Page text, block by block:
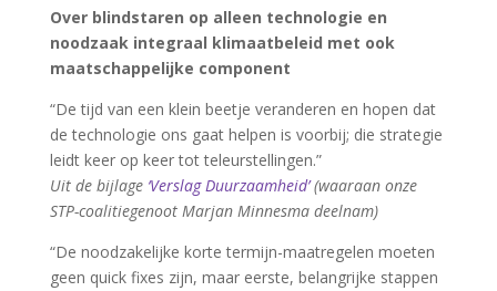
Over blindstaren op alleen technologie en
noodzaak integraal klimaatbeleid met ook
maatschappelijke component
“De tijd van een klein beetje veranderen en hopen dat
de technologie ons gaat helpen is voorbij; die strategie
leidt keer op keer tot teleurstellingen.”
Uit de bijlage ‘Verslag Duurzaamheid’(waaraan onze
STP-coalitiegenoot Marjan Minnesma deelnam)
“De noodzakelijke korte termijn-maatregelen moeten
geen quick fixes zijn, maar eerste, belangrijke stappen